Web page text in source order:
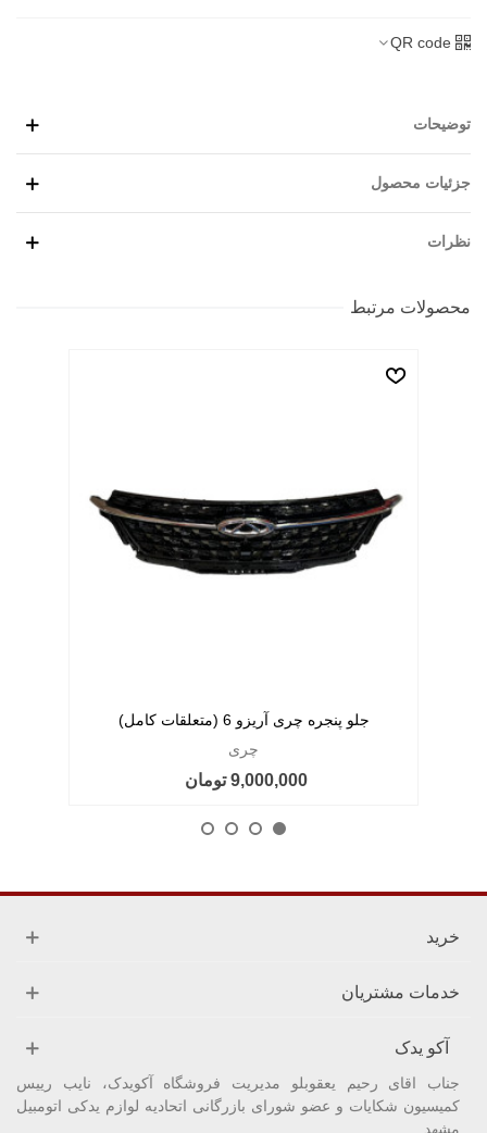
QR code
توضیحات
جزئیات محصول
نظرات
محصولات مرتبط
جلو پنجره چری آریزو 6 (متعلقات کامل)
چری
9,000,000 تومان
خرید
خدمات مشتریان
آکو یدک
جناب اقای رحیم یعقوبلو مدیریت فروشگاه آکویدک، نایب رییس
کمیسیون شکایات و عضو شورای بازرگانی اتحادیه لوازم یدکی اتومبیل
مشهد